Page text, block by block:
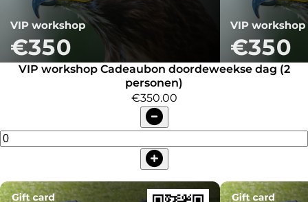
VIP workshop Cadeaubon doordeweekse dag (2
personen)
€350.00